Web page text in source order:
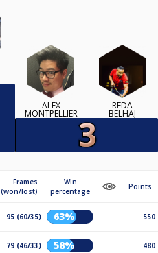
ALEX
MONTPELLIER
REDA
BELHAJ
Frames
(won/lost)
Win
percentage
Points
95 (60/35) 63% 550
79 (46/33) 58% 480